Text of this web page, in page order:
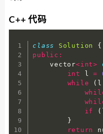
C++ 代码
class Solution
{
public :
    vector
<int>
int
l =
while
( l
if
(
}
return